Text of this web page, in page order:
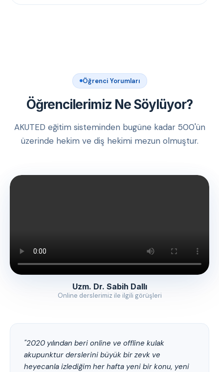
Öğrenci Yorumları
Öğrencilerimiz Ne Söylüyor?
AKUTED eğitim sisteminden bugüne kadar 500'ün
üzerinde hekim ve diş hekimi mezun olmuştur.
Uzm. Dr. Sabih Dallı
Online derslerimiz ile ilgili görüşleri
"2020 yılından beri online ve offline kulak
akupunktur derslerini büyük bir zevk ve
heyecanla izlediğim her hafta yeni bir konu, yeni